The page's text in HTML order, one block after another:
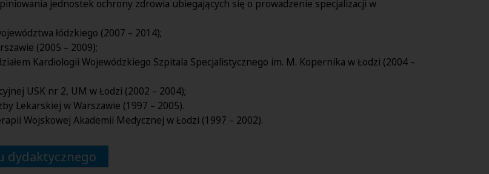
jednostek ochrony zdrowia ubiegających się o prowadzenie specjalizacji w
łódzkiego (2007 – 2014);
(2005 – 2009);
Kardiologii Wojewódzkiego Szpitala Specjalistycznego im. M. Kopernika w Łodzi (2004 –
USK nr 2, UM w Łodzi (2002 – 2004);
Lekarskiej w Warszawie (1997 – 2005).
Wojskowej Akademii Medycznej w Łodzi (1997 – 2002).
dydaktycznego